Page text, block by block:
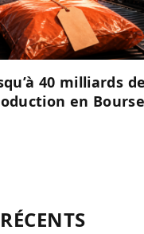
40 milliards
en Bourse